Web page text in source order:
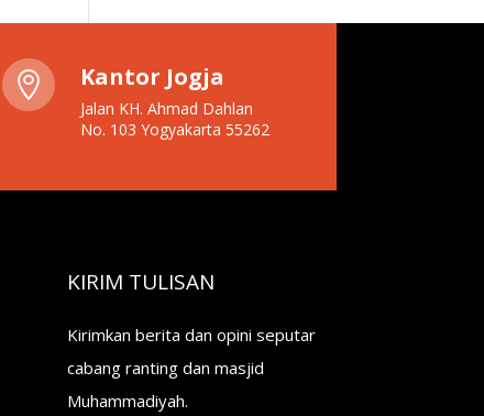
 Kantor Jogja
Jalan KH. Ahmad Dahlan
No. 103 Yogyakarta 55262
KIRIM TULISAN
Kirimkan berita dan opini seputar
cabang ranting dan masjid
Muhammadiyah.